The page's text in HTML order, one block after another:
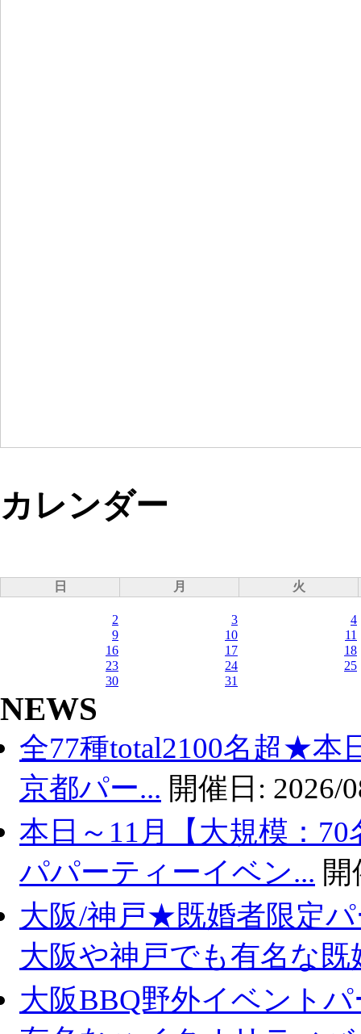
カレンダー
日 月 火
2 3
4
9
10
11
16
17
18
23
24
25
30
31
NEWS
全77種total2100名超★本
京都パー... 開催日: 2026/
本日～11月【大規模：
パパーティーイベン...
大阪/神戸★既婚者限定
大阪や神戸でも有名な既
大阪BBQ野外イベント